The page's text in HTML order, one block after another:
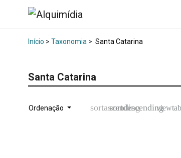
Início > Taxonomia > Santa Catarina
Santa Catarina
Ordenação